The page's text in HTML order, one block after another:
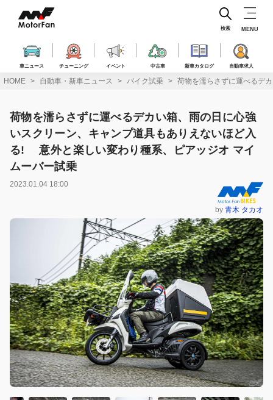
ス
車ニュース チューニング イベント 中古車 新車カタログ 自動車求人
検索 MENU
HOME 自動車・新車ニュース バイク試乗 荷物を濡らさずに運べるデ
荷物を濡らさずに運べるデカい箱、雨の日に心強
いスクリーン、キャンプ道具もありえないほど入
る! 意外と楽しい変わり種系、ピアッジオ マイ
ムーバー試乗
2023.01.04 18:00
by 青木 タカオ